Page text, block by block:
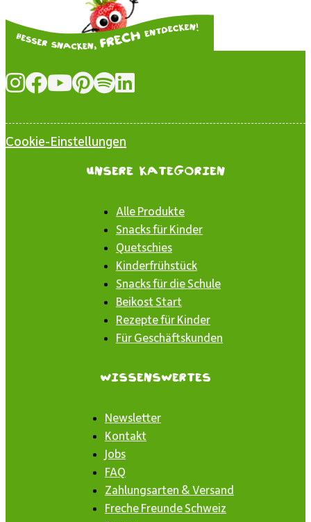
Cookie-Einstellungen
Unsere Kategorien
Alle Produkte
Snacks für Kinder
Quetschies
Kinderfrühstück
Snacks für die Schule
Beikost Start
Rezepte für Kinder
Für Geschäftskunden
Wissenswertes
Newsletter
Kontakt
Jobs
FAQ
Zahlungsarten & Versand
Freche Freunde Schweiz